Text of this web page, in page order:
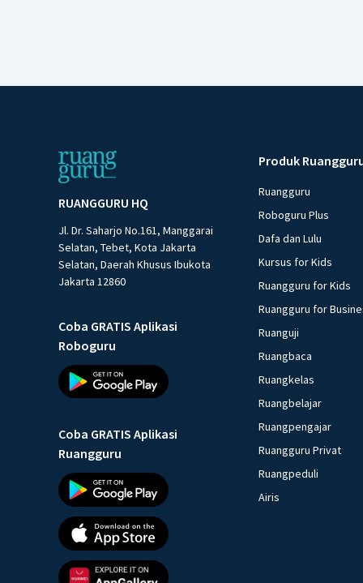
RUANGGURU HQ
Jl. Dr. Saharjo No.161, Manggarai
Selatan, Tebet, Kota Jakarta
Selatan, Daerah Khusus Ibukota
Jakarta 12860
Coba GRATIS Aplikasi
Roboguru
Coba GRATIS Aplikasi
Ruangguru
Produk
Ruangguru
Roboguru Plus
Dafa dan Lulu
Kursus for Kids
Ruangguru for Kids
Ruangguru for
Ruanguji
Ruangbaca
Ruangkelas
Ruangbelajar
Ruangpengajar
Ruangguru Privat
Ruangpeduli
Airis